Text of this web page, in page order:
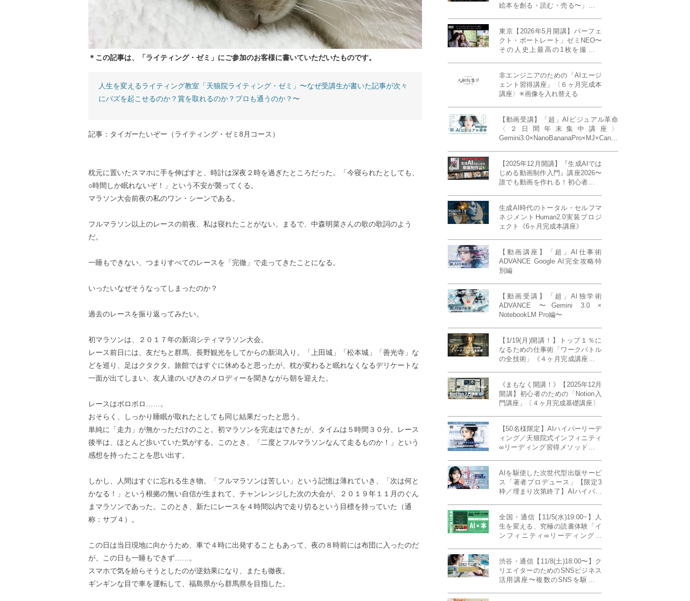
＊この記事は、「ライティング・ゼミ」にご参加のお客様に書いていただいたものです。
人生を変えるライティング教室「天狼院ライティング・ゼミ」〜なぜ受講生が書いた記事が次々
にバズを起こせるのか？賞を取れるのか？プロも通うのか？〜
記事：タイガーたいぞー（ライティング・ゼミ8月コース）
枕元に置いたスマホに手を伸ばすと、時計は深夜２時を過ぎたところだった。「今寝られたとしても、
○時間しか眠れないぞ！」という不安が襲ってくる。
マラソン大会前夜の私のワン・シーンである。
フルマラソン以上のレースの前夜、私は寝れたことがない。まるで、中森明菜さんの歌の歌詞のよう
だ。
一睡もできない、つまりすべてのレースを「完徹」で走ってきたことになる。
いったいなぜそうなってしまったのか？
過去のレースを振り返ってみたい。
初マラソンは、２０１７年の新潟シティマラソン大会。
レース前日には、友だちと群馬、長野観光をしてからの新潟入り。「上田城」「松本城」「善光寺」な
どを巡り、足はクタクタ。旅館ではすぐに休めると思ったが、枕が変わると眠れなくなるデリケートな
一面が出てしまい、友人達のいびきのメロディーを聞きながら朝を迎えた。
レースはボロボロ……。
おそらく、しっかり睡眠が取れたとしても同じ結果だったと思う。
単純に「走力」が無かっただけのこと。初マラソンを完走はできたが、タイムは５時間３０分。レース
後半は、ほとんど歩いていた気がする。このとき、「二度とフルマラソンなんて走るものか！」という
感想を持ったことを思い出す。
しかし、人間はすぐに忘れる生き物。「フルマラソンは苦しい」という記憶は薄れていき、「次は何と
かなる！」という根拠の無い自信が生まれて、チャンレンジした次の大会が、２０１９年１１月のぐん
まマラソンであった。このとき、新たにレースを４時間以内で走り切るという目標を持っていた（通
称：サブ４）。
この日は当日現地に向かうため、車で４時に出発することもあって、夜の８時前には布団に入ったのだ
が、この日も一睡もできず……。
スマホで気を紛らそうとしたのが逆効果になり、またも徹夜。
ギンギンな目で車を運転して、福島県から群馬県を目指した。
絵本を創る・読む・売る〜」イン
20名限定》
東京【2026年5月開講】パーフェ
クト・ポートレート」ゼミNEO〜
その人史上最高の1枚を撮る！
催）」《初参加大歓迎／12名限
定》
非エンジニアのための「AIエージ
ェント習得講座」〈６ヶ月完成本
講座〉✳︎画像を入れ替える
【動画受講】「超」AIビジュアル革命
〈２日間年末集中講座〉
Gemini3.0×NanoBananaPro×MJ×Canva
【2025年12月開講】『生成AIでは
じめる動画制作入門』講座2026〜
誰でも動画を作れる！初心者から
生成AI時代のトータル・セルフマ
ネジメントHuman2.0実装プロジ
ェクト《6ヶ月完成本講座》
【動画講座】「超」AI仕事術
ADVANCE Google AI完全攻略特
別編
【動画受講】「超」AI独学術
ADVANCE 〜Gemini 3.0 ×
NotebookLM Pro編〜
【1/19(月)開講！】トップ１％に
なるための仕事術「ワークバトル
の全技術」《４ヶ月完成講座》ー
《まもなく開講！》【2025年12月
開講】初心者のための「Notion入
門講座」〔４ヶ月完成基礎講座〕
【50名様限定】AIハイパーリーデ
ィング／天狼院式インフィニティ
∞リーディング習得メソッド《４
AIを駆使した次世代型出版サービ
ス「著者プロデュース」【限定3
枠／埋まり次第終了】AIハイパー
全国・通信【11/5(水)19:00~】人
生を変える、究極の読書体験「イ
ンフィニティ∞リーディング／
MILLENNIUM THINKING アメリ
カ最高峰大学の人気講義』
渋谷・通信【11/8(土)18:00〜】ク
リエイターのためのSNSビジネス
活用講座〜複数のSNSを駆使し